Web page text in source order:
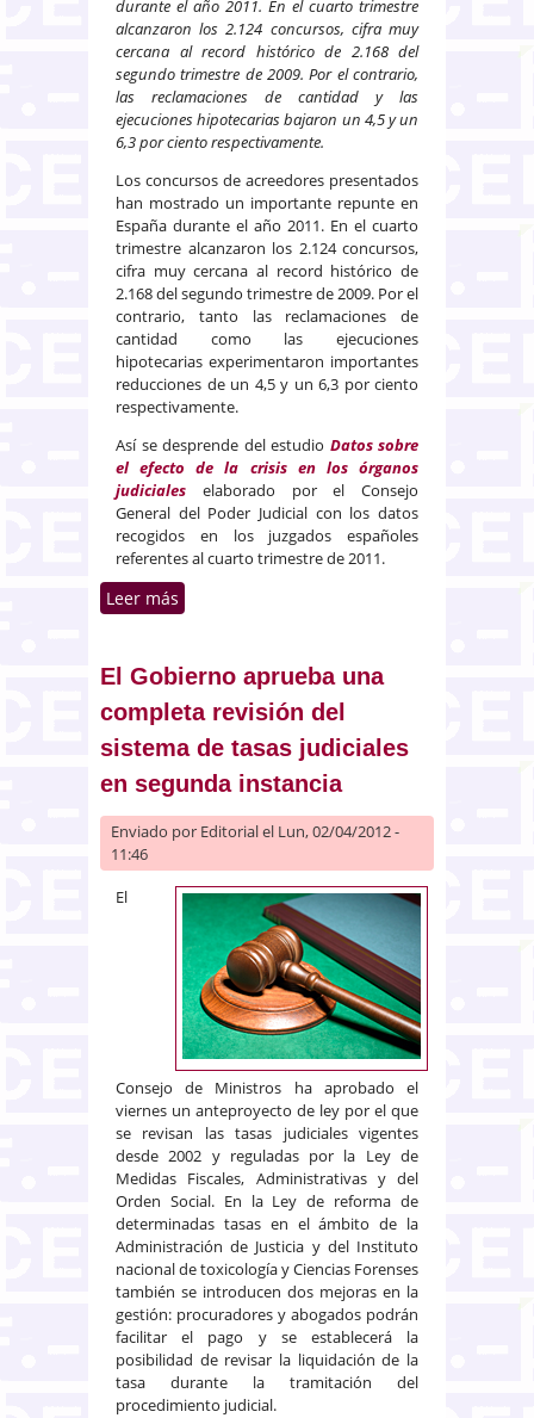
durante el año 2011. En el cuarto trimestre
alcanzaron los 2.124 concursos, cifra muy
cercana al record histórico de 2.168 del
segundo trimestre de 2009. Por el contrario,
las reclamaciones de cantidad y las
ejecuciones hipotecarias bajaron un 4,5 y un
6,3 por ciento respectivamente.
Los concursos de acreedores presentados
han mostrado un importante repunte en
España durante el año 2011. En el cuarto
trimestre alcanzaron los 2.124 concursos,
cifra muy cercana al record histórico de
2.168 del segundo trimestre de 2009. Por el
contrario, tanto las reclamaciones de
cantidad como las ejecuciones
hipotecarias experimentaron importantes
reducciones de un 4,5 y un 6,3 por ciento
respectivamente.
Así se desprende del estudio Datos sobre
el efecto de la crisis en los órganos
judiciales
elaborado por el Consejo
General del Poder Judicial con los datos
recogidos en los juzgados españoles
referentes al cuarto trimestre de 2011.
Leer más
reclamaciones de cantidad
sociales y las ejecuciones
hipotecarias
El Gobierno aprueba una
completa revisión del
sistema de tasas judiciales
en segunda instancia
Enviado por Editorialel Lun, 02/04/2012 -
11:46
El
Consejo de Ministros ha aprobado el
viernes un anteproyecto de ley por el que
se revisan las tasas judiciales vigentes
desde 2002 y reguladas por la Ley de
Medidas Fiscales, Administrativas y del
Orden Social. En la Ley de reforma de
determinadas tasas en el ámbito de la
Administración de Justicia y del Instituto
nacional de toxicología y Ciencias Forenses
también se introducen dos mejoras en la
gestión: procuradores y abogados podrán
facilitar el pago y se establecerá la
posibilidad de revisar la liquidación de la
tasa durante la tramitación del
procedimiento judicial.